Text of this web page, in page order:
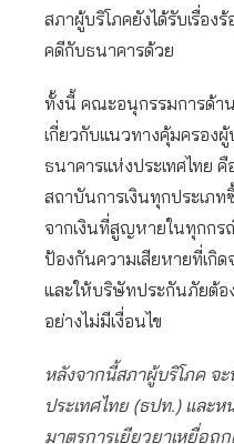
สภาผู้บริโภคยังได้รับเรื่อง
คดีกับธนาคารด้วย
ทั้งนี้ คณะอนุกรรมการด้าน
เกี่ยวกับแนวทางคุ้มครองผู้
ธนาคารแห่งประเทศไทย
สถาบันการเงินทุกประเภ
จากเงินที่สูญหายในทุกกร
ป้องกันความเสียหายที่เกิด
และให้บริษัทประกันภัยต้อ
อย่างไม่มีเงื่อนไข
หลังจากนี้สภาผู้บริโภค จ
ประเทศไทย (ธปท.) และ
มาตรการเยียวยาเหยื่อ